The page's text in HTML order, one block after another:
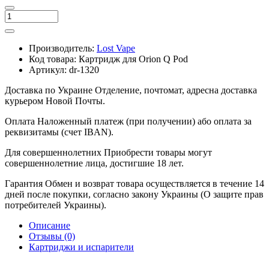
Производитель: Lost Vape
Код товара: Картридж для Orion Q Pod
Артикул: dr-1320
Доставка по Украине Отделение, почтомат, адресна доставка
курьером Новой Почты.
Оплата Наложенный платеж (при получении) або оплата за
реквизитамы (счет IBAN).
Для совершеннолетних Приобрести товары могут
совершеннолетние лица, достигшие 18 лет.
Гарантия Обмен и возврат товара осуществляется в течение 14
дней после покупки, согласно закону Украины (О защите прав
потребителей Украины).
Описание
Отзывы (0)
Картриджи и испарители